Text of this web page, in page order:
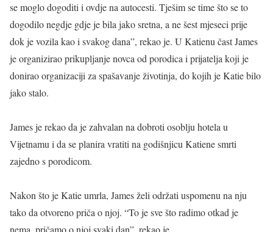
se moglo dogoditi i ovdje na autocesti. Tješim se time što se to
dogodilo negdje gdje je bila jako sretna, a ne šest mjeseci prije
dok je vozila kao i svakog dana”, rekao je. U Katienu čast James
je organizirao prikupljanje novca od porodica i prijatelja koji je
donirao organizaciji za spašavanje životinja, do kojih je Katie bilo
jako stalo.
James je rekao da je zahvalan na dobroti osoblju hotela u
Vijetnamu i da se planira vratiti na godišnjicu Katiene smrti
zajedno s porodicom.
Nakon što je Katie umrla, James želi održati uspomenu na nju
tako da otvoreno priča o njoj. “To je sve što radimo otkad je
nema, pričamo o njoj svaki dan”, rekao je.